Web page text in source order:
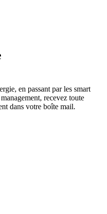
en passant par les smart
recevez toute
dans votre boîte mail.